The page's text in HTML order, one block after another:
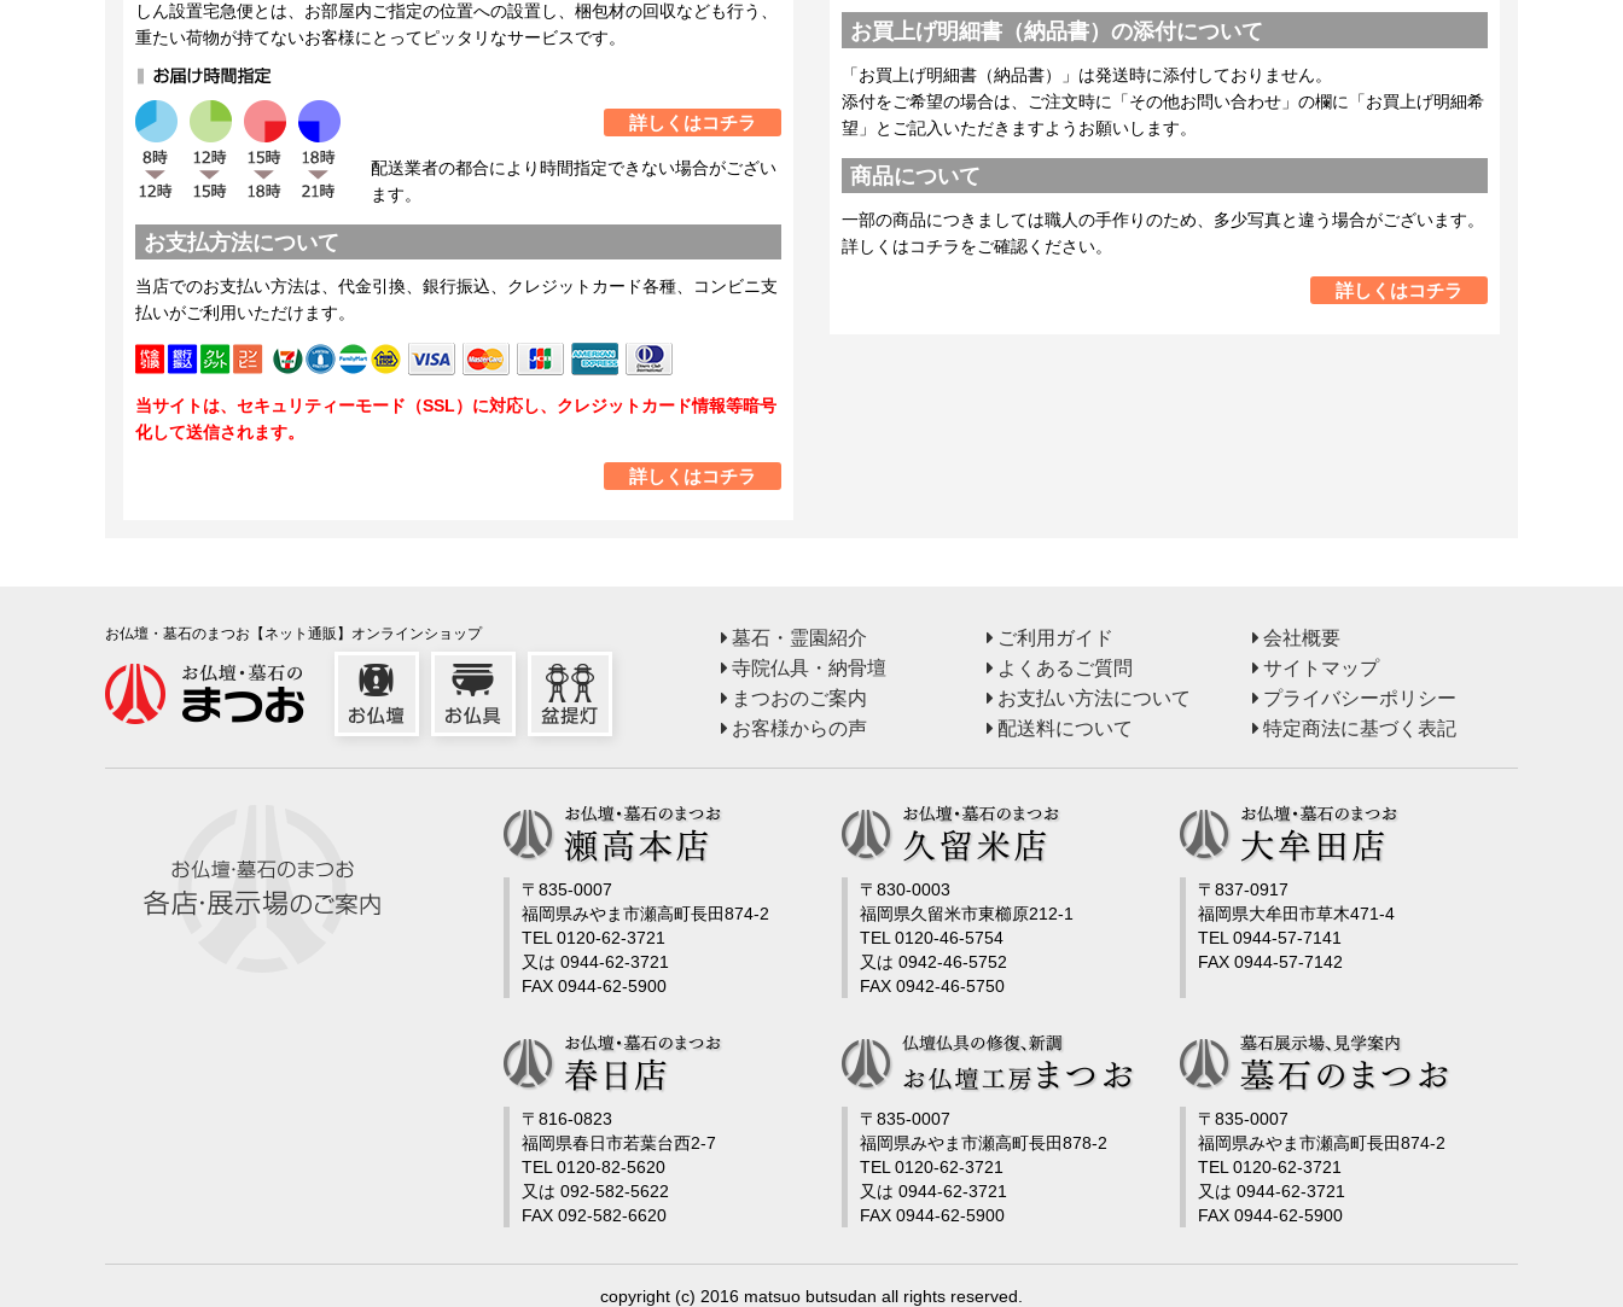
しん設置宅急便とは、お部屋内ご指定の位置への設置し、梱包材の回収なども行う、
重たい荷物が持てないお客様にとってピッタリなサービスです。
詳しくはコチラ
配送業者の都合により時間指定できない場合がござい
ます。
お支払方法について
当店でのお支払い方法は、代金引換、銀行振込、クレジットカード各種、コンビニ支
払いがご利用いただけます。
当サイトは、セキュリティーモード（SSL）に対応し、クレジットカード情報等暗号
化して送信されます。
詳しくはコチラ
お買上げ明細書（納品書）の添付について
「お買上げ明細書（納品書）」は発送時に添付しておりません。
添付をご希望の場合は、ご注文時に「その他お問い合わせ」の欄に「お買上げ明細希
望」とご記入いただきますようお願いします。
商品について
一部の商品につきましては職人の手作りのため、多少写真と違う場合がございます。
詳しくはコチラをご確認ください。
詳しくはコチラ
お仏壇・墓石のまつお【ネット通販】オンラインショップ
墓石・霊園紹介
寺院仏具・納骨壇
まつおのご案内
お客様からの声
ご利用ガイド
よくあるご質問
お支払い方法について
配送料について
会社概要
サイトマップ
プライバシーポリシー
特定商法に基づく表記
〒835-0007
福岡県みやま市瀬高町長田874-2
TEL 0120-62-3721
又は 0944-62-3721
FAX 0944-62-5900
〒830-0003
福岡県久留米市東櫛原212-1
TEL 0120-46-5754
又は 0942-46-5752
FAX 0942-46-5750
〒837-0917
福岡県大牟田市草木471-4
TEL 0944-57-7141
FAX 0944-57-7142
〒816-0823
福岡県春日市若葉台西2-7
TEL 0120-82-5620
又は 092-582-5622
FAX 092-582-6620
〒835-0007
福岡県みやま市瀬高町長田878-2
TEL 0120-62-3721
又は 0944-62-3721
FAX 0944-62-5900
〒835-0007
福岡県みやま市瀬高町長田874-2
TEL 0120-62-3721
又は 0944-62-3721
FAX 0944-62-5900
copyright (c) 2016 matsuo butsudan all rights reserved.